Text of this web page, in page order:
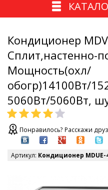
Кондиционер
Cплит,настенно-
Мощность(охл/
обогр)14100Вт/
5060Вт/5060Вт,
Понравилось? Расскажи
Артикул: Кондиционер MDUE-